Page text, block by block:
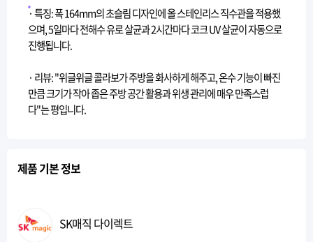
· 특징: 폭 164mm의 초슬림 디자인에 올 스테인리스 직수관을 적용했
으며, 5일마다 전해수 유로 살균과 2시간마다 코크 UV 살균이 자동으로
진행됩니다.
· 리뷰: "위글위글 콜라보가 주방을 화사하게 해주고, 온수 기능이 빠진
만큼 크기가 작아 좁은 주방 공간 활용과 위생 관리에 매우 만족스럽
다"는 평입니다.
제품 기본 정보
SK매직 다이렉트